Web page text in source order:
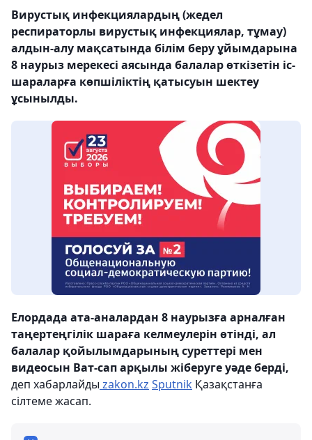
Вирустық инфекциялардың (жедел
респираторлы вирустық инфекциялар, тұмау)
алдын-алу мақсатында білім беру ұйымдарына
8 наурыз мерекесі аясында балалар өткізетін іс-
шараларға көпшіліктің қатысуын шектеу
ұсынылды.
Елордада ата-аналардан 8 наурызға арналған
таңертеңгілік шараға келмеулерін өтінді, ал
балалар қойылымдарының суреттері мен
видеосын Ват-сап арқылы жіберуге уәде берді,
деп хабарлайды zakon.kz Sputnik Қазақстанға
сілтеме жасап.